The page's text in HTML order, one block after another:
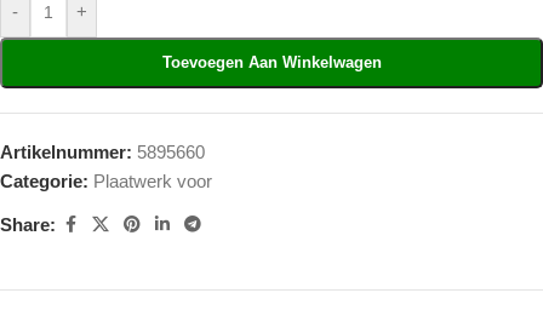
- +
Toevoegen Aan Winkelwagen
Artikelnummer: 5895660
Categorie: Plaatwerk voor
Share: